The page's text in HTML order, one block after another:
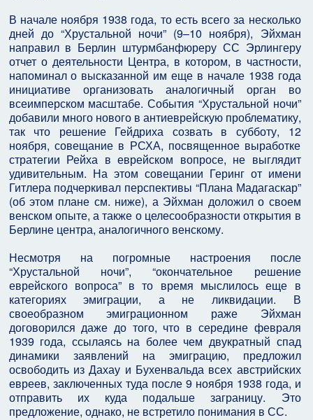
В начале ноября 1938 года, то есть всего за несколько
дней до “Хрустальной ночи” (9–10 ноября), Эйхман
направил в Берлин штурмбанфюреру СС Эрлингеру
отчет о деятельности Центра, в котором, в частности,
напоминал о высказанной им еще в начале 1938 года
инициативе организовать аналогичный орган во
всеимперском масштабе. События “Хрустальной ночи”
добавили много нового в антиеврейскую проблематику,
так что решение Гейдриха созвать в субботу, 12
ноября, совещание в РСХА, посвященное выработке
стратегии Рейха в еврейском вопросе, не выглядит
удивительным. На этом совещании Геринг от имени
Гитлера подчеркивал перспективы “Плана Мадагаскар”
(об этом плане см. ниже), а Эйхман доложил о своем
венском опыте, а также о целесообразности открытия в
Берлине центра, аналогичного венскому.
Несмотря на погромные настроения после
“Хрустальной ночи”, “окончательное решение
еврейского вопроса” в то время мыслилось еще в
категориях эмиграции, а не ликвидации. В
своеобразном эмиграционном раже Эйхман
договорился даже до того, что в середине февраля
1939 года, ссылаясь на более чем двукратный спад
динамики заявлений на эмиграцию, предложил
освободить из Дахау и Бухенвальда всех австрийских
евреев, заключенных туда после 9 ноября 1938 года, и
отправить их куда подальше заграницу. Это
предложение, однако, не встретило понимания в СС.